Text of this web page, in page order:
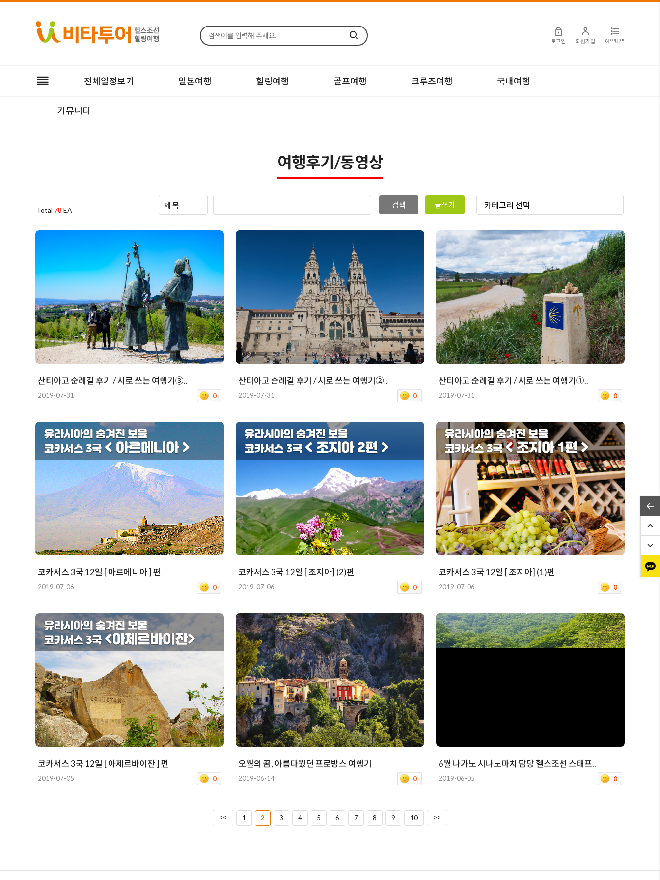
로그인 회원가입 예약내역
전체일정보기 일본여행 힐링여행 골프여행 크루즈여행 국내여행
커뮤니티
여행후기/동영상
Total 78 EA
검색 글쓰기
산티아고 순례길 후기 / 시로 쓰는 여행기③..
2019-07-31 0
산티아고 순례길 후기 / 시로 쓰는 여행기②..
2019-07-31 0
산티아고 순례길 후기 / 시로 쓰는 여행기①..
2019-07-31 0
코카서스 3국 12일 [ 아르메니아 ] 편
2019-07-06 0
코카서스 3국 12일 [ 조지아] (2)편
2019-07-06 0
코카서스 3국 12일 [ 조지아] (1)편
2019-07-06 0
코카서스 3국 12일 [ 아제르바이잔 ] 편
2019-07-05 0
오월의 꿈, 아름다웠던 프로방스 여행기
2019-06-14 0
6월 나가노 시나노마치 담당 헬스조선 스태프..
2019-06-05 0
<< 1 2 3 4 5 6 7 8 9 10 >>